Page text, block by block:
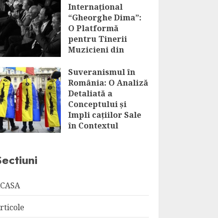
Internațional
“Gheorghe Dima”:
O Platformă
pentru Tinerii
Muzicieni din
Numai
AUGUST 7, 2026
Suveranismul în
România: O Analiză
Detaliată a
Conceptului și
Impli cațiilor Sale
în Contextul